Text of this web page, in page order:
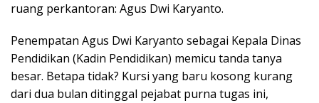
ruang perkantoran: Agus Dwi Karyanto.
​Penempatan Agus Dwi Karyanto sebagai Kepala Dinas
Pendidikan (Kadin Pendidikan) memicu tanda tanya
besar. Betapa tidak? Kursi yang baru kosong kurang
dari dua bulan ditinggal pejabat purna tugas ini,